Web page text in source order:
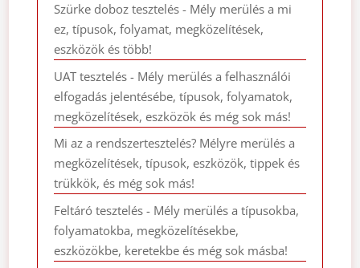
Szürke doboz tesztelés - Mély merülés a mi
ez, típusok, folyamat, megközelítések,
eszközök és több!
UAT tesztelés - Mély merülés a felhasználói
elfogadás jelentésébe, típusok, folyamatok,
megközelítések, eszközök és még sok más!
Mi az a rendszertesztelés? Mélyre merülés a
megközelítések, típusok, eszközök, tippek és
trükkök, és még sok más!
Feltáró tesztelés - Mély merülés a típusokba,
folyamatokba, megközelítésekbe,
eszközökbe, keretekbe és még sok másba!